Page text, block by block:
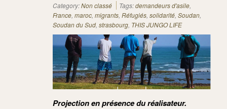
Category:Non classé Tags:demandeurs d'asile,
France, maroc, migrants, Réfugiés, solidarité, Soudan,
Soudan du Sud, strasbourg, THIS JUNGO LIFE
Projection en présence du réalisateur.